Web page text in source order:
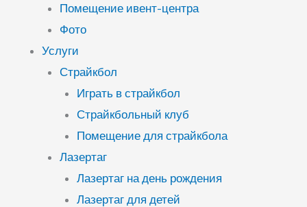
Помещение ивент-центра
Фото
Услуги
Страйкбол
Играть в страйкбол
Страйкбольный клуб
Помещение для страйкбола
Лазертаг
Лазертаг на день рождения
Лазертаг для детей